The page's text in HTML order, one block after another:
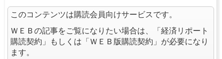
このコンテンツは購読会員向けサービスです。
ＷＥＢの記事をご覧になりたい場合は、「経済リポート
購読契約」もしくは「ＷＥＢ版購読契約」が必要になり
ます。